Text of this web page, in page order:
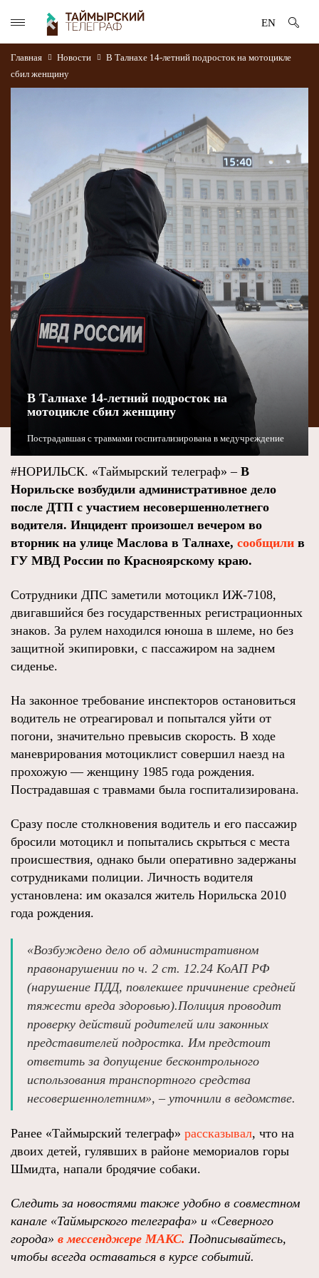
EN
Главная Новости
В Талнахе 14-летний подросток на мотоцикле
сбил женщину
В Талнахе 14-летний подросток на
мотоцикле сбил женщину
Пострадавшая с травмами госпитализирована в медучреждение
#НОРИЛЬСК. «Таймырский телеграф» – В
Норильске возбудили административное дело
после ДТП с участием несовершеннолетнего
водителя. Инцидент произошел вечером во
вторник на улице Маслова в Талнахе, сообщили в
ГУ МВД России по Красноярскому краю.
Сотрудники ДПС заметили мотоцикл ИЖ-7108,
двигавшийся без государственных регистрационных
знаков. За рулем находился юноша в шлеме, но без
защитной экипировки, с пассажиром на заднем
сиденье.
На законное требование инспекторов остановиться
водитель не отреагировал и попытался уйти от
погони, значительно превысив скорость. В ходе
маневрирования мотоциклист совершил наезд на
прохожую — женщину 1985 года рождения.
Пострадавшая с травмами была госпитализирована.
Сразу после столкновения водитель и его пассажир
бросили мотоцикл и попытались скрыться с места
происшествия, однако были оперативно задержаны
сотрудниками полиции. Личность водителя
установлена: им оказался житель Норильска 2010
года рождения.
«Возбуждено дело об административном
правонарушении по ч. 2 ст. 12.24 КоАП РФ
(нарушение ПДД, повлекшее причинение средней
тяжести вреда здоровью).Полиция проводит
проверку действий родителей или законных
представителей подростка. Им предстоит
ответить за допущение бесконтрольного
использования транспортного средства
несовершеннолетним», – уточнили в ведомстве.
Ранее «Таймырский телеграф» рассказывал, что на
двоих детей, гулявших в районе мемориалов горы
Шмидта, напали бродячие собаки.
Следить за новостями также удобно в совместном
канале «Таймырского телеграфа» и «Северного
города» в мессенджере МАКС. Подписывайтесь,
чтобы всегда оставаться в курсе событий.